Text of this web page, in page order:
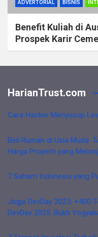
ADVERTORIAL BISNIS
Benefit Kuliah di
Prospek Karir
HarianTrust.com
Cara Hacker Menyusup
Beli Rumah di Usia Muda:
Harga Properti yang
7 Saham Indonesia yang
Jogja DevDay 2025: +400
DevDay 2025: Bukti